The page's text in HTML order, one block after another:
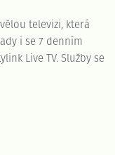
televizi, která
i se 7 denním
Live TV. Služby se